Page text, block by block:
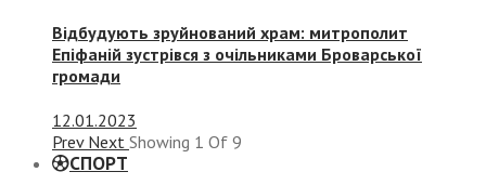
Відбудують зруйнований храм: митрополит
Епіфаній зустрівся з очільниками Броварської
громади
12.01.2023
Prev Next Showing 1 Of 9
СПОРТ